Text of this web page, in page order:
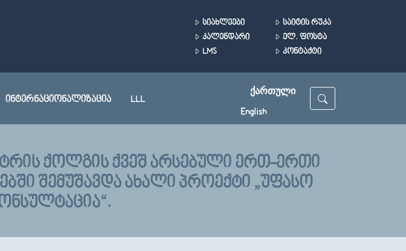
ᲡᲘᲐᲮᲚᲔᲔᲑᲘ
ᲙᲐᲚᲔᲜᲓᲐᲠᲘ
LMS
ᲡᲐᲘᲢᲘᲡ ᲠᲣᲙᲐ
ᲔᲚ. ᲤᲝᲡᲢᲐ
ᲙᲝᲜᲢᲐᲥᲢᲘ
ᲘᲜᲢᲔᲠᲜᲐᲪᲘᲝᲜᲐᲚᲘᲖᲐᲪᲘᲐ LLL
ᲥᲐᲠᲗᲣᲚᲘ
English
ᲥᲝᲚᲒᲘᲡ ᲥᲕᲔᲨ ᲐᲠᲡᲔᲑᲣᲚᲘ ᲔᲠᲗ-ᲔᲠᲗᲘ
ᲨᲔᲛᲣᲨᲐᲕᲓᲐ ᲐᲮᲐᲚᲘ ᲞᲠᲝᲔᲥᲢᲘ „ᲣᲤᲐᲡᲝ